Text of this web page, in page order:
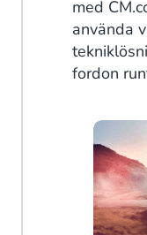
med
använda
fordon